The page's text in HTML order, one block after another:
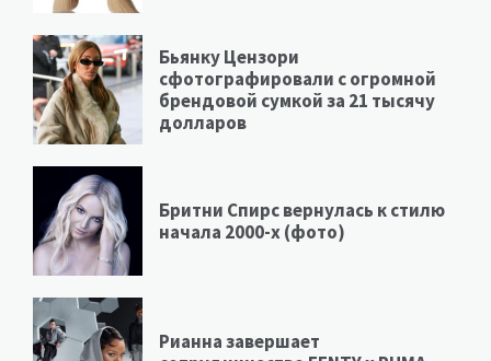
Бьянку Цензори
сфотографировали с огромной
брендовой сумкой за 21 тысячу
долларов
Бритни Спирс вернулась к стилю
начала 2000-х (фото)
Рианна завершает